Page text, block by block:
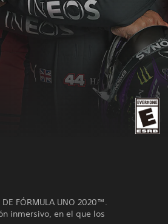
DE FÓRMULA UNO 2020™.
inmersivo, en el que los